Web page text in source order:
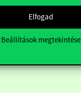
Elfogad
Beállítások megtekintése